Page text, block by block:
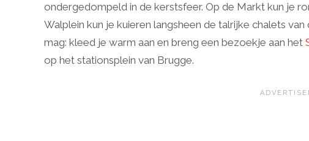
ondergedompeld in de kerstsfeer. Op de Markt kun je
Walplein kun je kuieren langsheen de talrijke chalets
mag: kleed je warm aan en breng een bezoekje aan het
op het stationsplein van Brugge.